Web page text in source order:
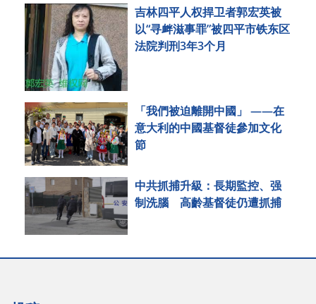
吉林四平人权捍卫者郭宏英被
以“寻衅滋事罪”被四平市铁东区
法院判刑3年3个月
「我們被迫離開中國」 ——在
意大利的中國基督徒參加文化
節
中共抓捕升級：長期監控、强
制洗腦 高齡基督徒仍遭抓捕